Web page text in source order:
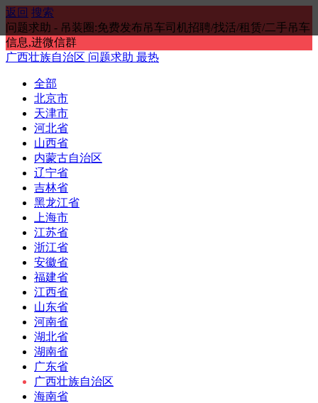
返回 搜索
问题求助 - 吊装圈:免费发布吊车司机招聘/找活/租赁/二手吊车
信息,进微信群
广西壮族自治区 问题求助 最热
全部
北京市
天津市
河北省
山西省
内蒙古自治区
辽宁省
吉林省
黑龙江省
上海市
江苏省
浙江省
安徽省
福建省
江西省
山东省
河南省
湖北省
湖南省
广东省
广西壮族自治区
海南省